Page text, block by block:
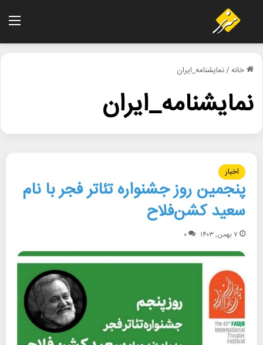
خانه/نمایشنامه_ایران
نمایشنامه_ایران
اخبار
پنجمین روز جشنواره تئاتر فجر با نام
سعید کشن‌فلاح
۷ بهمن, ۱۴۰۳ ۰